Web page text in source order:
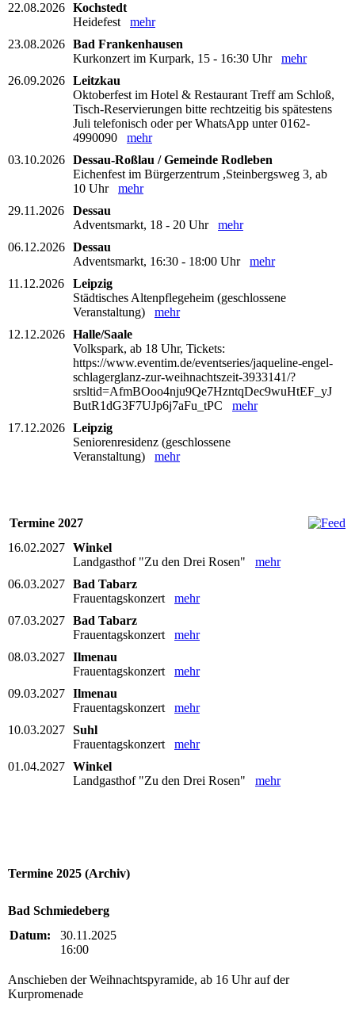
22.08.2026 Kochstedt
Heidefest mehr
23.08.2026 Bad Frankenhausen
Kurkonzert im Kurpark, 15 - 16:30 Uhr mehr
26.09.2026 Leitzkau
Oktoberfest im Hotel & Restaurant Treff am Schloß,
Tisch-Reservierungen bitte rechtzeitig bis spätestens
Juli telefonisch oder per WhatsApp unter 0162-
4990090 mehr
03.10.2026 Dessau-Roßlau / Gemeinde Rodleben
Eichenfest im Bürgerzentrum ,Steinbergsweg 3, ab
10 Uhr mehr
29.11.2026
Dessau
Adventsmarkt, 18 - 20 Uhr mehr
06.12.2026 Dessau
Adventsmarkt, 16:30 - 18:00 Uhr mehr
11.12.2026
Leipzig
Städtisches Altenpflegeheim (geschlossene
Veranstaltung) mehr
12.12.2026 Halle/Saale
Volkspark, ab 18 Uhr, Tickets:
https://www.eventim.de/eventseries/jaqueline-engel-
schlagerglanz-zur-weihnachtszeit-3933141/?
srsltid=AfmBOoo4nju9Qe7HzntqDec9wuHtEF_yJ
ButR1dG3F7UJp6j7aFu_tPC mehr
17.12.2026 Leipzig
Seniorenresidenz (geschlossene
Veranstaltung) mehr
Termine 2027
16.02.2027 Winkel
Landgasthof "Zu den Drei Rosen" mehr
06.03.2027 Bad Tabarz
Frauentagskonzert mehr
07.03.2027 Bad Tabarz
Frauentagskonzert mehr
08.03.2027 Ilmenau
Frauentagskonzert mehr
09.03.2027 Ilmenau
Frauentagskonzert mehr
10.03.2027 Suhl
Frauentagskonzert mehr
01.04.2027 Winkel
Landgasthof "Zu den Drei Rosen" mehr
Termine 2025 (Archiv)
Bad Schmiedeberg
Datum:
30.11.2025
16:00
Anschieben der Weihnachtspyramide, ab 16 Uhr auf der
Kurpromenade